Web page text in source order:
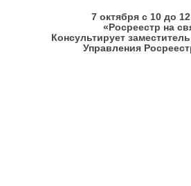
7 октября с 10 до
«Росреестр на
Консультирует
Управления